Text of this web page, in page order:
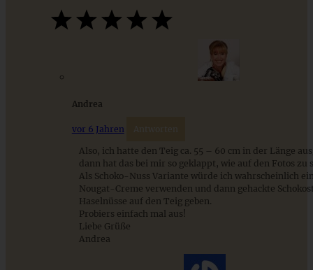
Schwedische Lussekatter
Andrea
vor 6 Jahren Antworten
Also, ich hatte den Teig ca. 55 – 60 cm in der Länge
dann hat das bei mir so geklappt, wie auf den Fotos zu
Als Schoko-Nuss Variante würde ich wahrscheinlich
Nougat-Creme verwenden und dann gehackte
Haselnüsse auf den Teig geben.
Probiers einfach mal aus!
Liebe Grüße
Andrea